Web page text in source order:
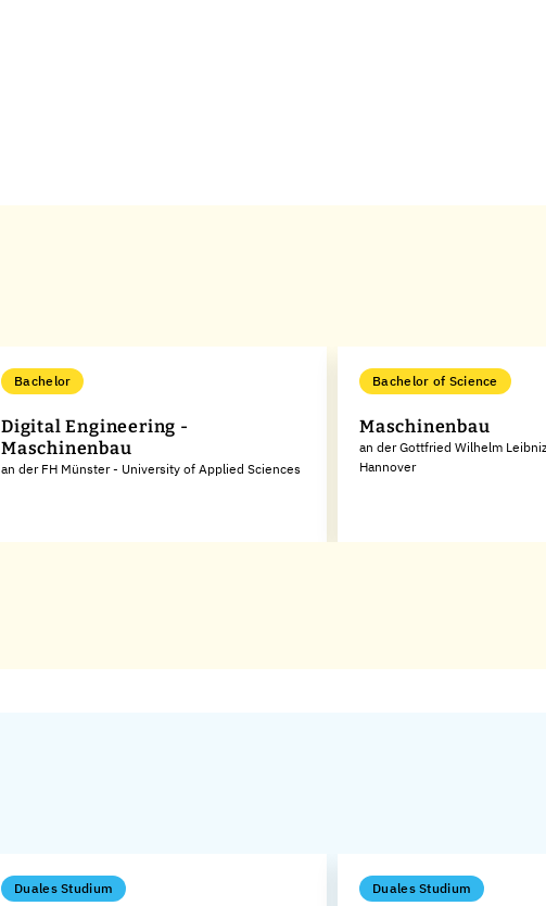
Bachelor
Digital Engineering -
Maschinenbau
an der FH Münster - University of Applied Sciences
Bachelor of Science
Maschinenbau
an der Gottfried Wilhelm
Hannover
Duales Studium Duales Studium